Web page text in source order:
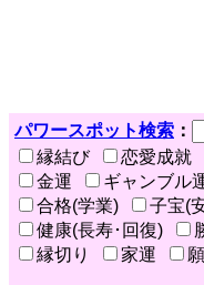
パワースポット検索 ：
縁結び
恋愛成就
金運
ギャンブル
合格(学業)
子宝(
健康(長寿･回復)
縁切り
家運